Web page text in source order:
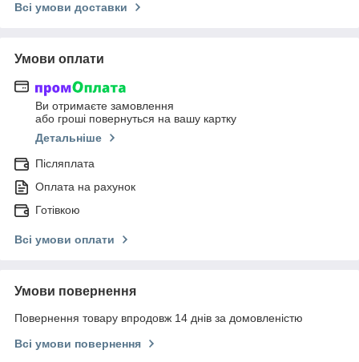
Всі умови доставки
Умови оплати
Ви отримаєте замовлення
або гроші повернуться на вашу картку
Детальніше
Післяплата
Оплата на рахунок
Готівкою
Всі умови оплати
Умови повернення
Повернення товару впродовж 14 днів за домовленістю
Всі умови повернення